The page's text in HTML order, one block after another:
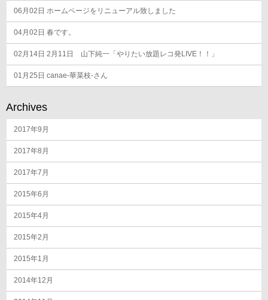
06月02日 ホームページをリニューアル致しました
04月02日 春です。
02月14日 2月11日 山下純一「やりたい放題レコ発LIVE！！」
01月25日 canae-華菜枝-さん
Archives
2017年9月
2017年8月
2017年7月
2015年6月
2015年4月
2015年2月
2015年1月
2014年12月